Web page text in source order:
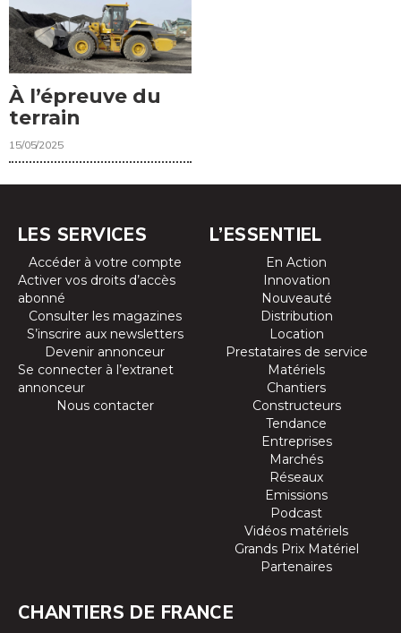
À l’épreuve du
terrain
15/05/2025
LES SERVICES
Accéder à votre compte
Activer vos droits d’accès
abonné
Consulter les magazines
S’inscrire aux newsletters
Devenir annonceur
Se connecter à l’extranet
annonceur
Nous contacter
L’ESSENTIEL
En Action
Innovation
Nouveauté
Distribution
Location
Prestataires de service
Matériels
Chantiers
Constructeurs
Tendance
Entreprises
Marchés
Réseaux
Emissions
Podcast
Vidéos matériels
Grands Prix Matériel
Partenaires
CHANTIERS DE FRANCE